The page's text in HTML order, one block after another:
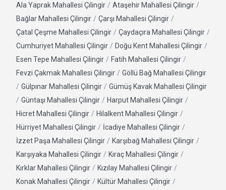
Ala Yaprak Mahallesi Çilingir / Ataşehir Mahallesi Çilingir /
Bağlar Mahallesi Çilingir / Çarşı Mahallesi Çilingir /
Çatal Çeşme Mahallesi Çilingir / Çaydaçıra Mahallesi Çilingir /
Cumhuriyet Mahallesi Çilingir / Doğu Kent Mahallesi Çilingir /
Esen Tepe Mahallesi Çilingir / Fatih Mahallesi Çilingir /
Fevzi Çakmak Mahallesi Çilingir / Göllü Bağ Mahallesi Çilingir
/ Gülpınar Mahallesi Çilingir / Gümüş Kavak Mahallesi Çilingir
/ Güntaşı Mahallesi Çilingir / Harput Mahallesi Çilingir /
Hicret Mahallesi Çilingir / Hilalkent Mahallesi Çilingir /
Hürriyet Mahallesi Çilingir / İcadiye Mahallesi Çilingir /
İzzet Paşa Mahallesi Çilingir / Karşıbağ Mahallesi Çilingir /
Karşıyaka Mahallesi Çilingir / Kıraç Mahallesi Çilingir /
Kırklar Mahallesi Çilingir / Kızılay Mahallesi Çilingir /
Konak Mahallesi Çilingir / Kültür Mahallesi Çilingir /